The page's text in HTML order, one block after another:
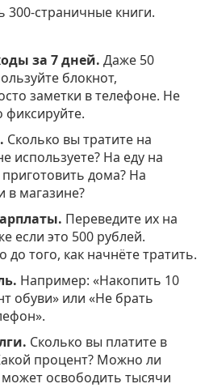
300-страничные книги.
за 7 дней. Даже 50
блокнот,
заметки в телефоне. Не
фиксируйте.
Сколько вы тратите на
используете? На еду на
дома? На
в магазине?
Переведите их на
если это 500 рублей.
до того, как начнёте тратить.
Например: «Накопить 10
обуви» или «Не брать
Сколько вы платите в
процент? Можно ли
может освободить тысячи